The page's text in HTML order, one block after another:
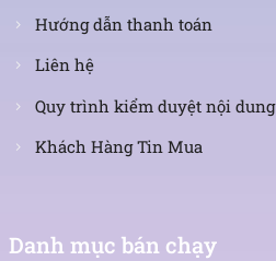
Hướng dẫn thanh toán
Liên hệ
Quy trình kiểm duyệt nội dung
Khách Hàng Tin Mua
Danh mục bán chạy